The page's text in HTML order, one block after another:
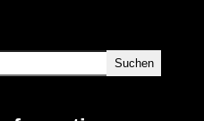
Suchen